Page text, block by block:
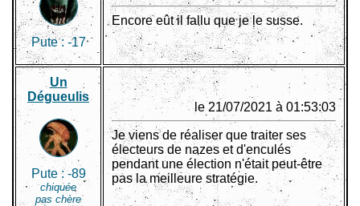
Pute : -17
Encore eût il fallu que je le susse.
Un
Dégueulis
Pute :-89
chiquée
pas chère
le 21/07/2021 à 01:53:03
Je viens de réaliser que traiter ses
électeurs de nazes et d'enculés
pendant une élection n'était peut-être
pas la meilleure stratégie.